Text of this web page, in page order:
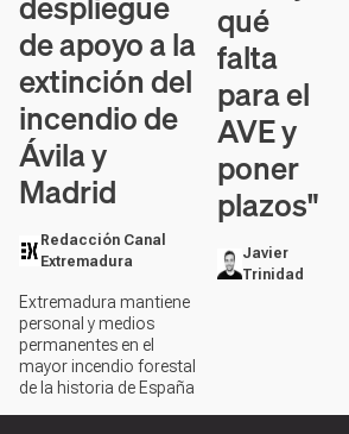
de apoyo a la
extinción del
incendio de
Ávila y
Madrid
Redacción Canal
Extremadura
Extremadura mantiene
personal y medios
permanentes en el
mayor incendio forestal
de la historia de España
qué
falta
para el
AVE y
poner
plazos"
Javier
Trinidad